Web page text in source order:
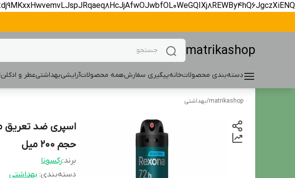
matrikashop
دسته‌بندی محصولاتخانهپیگیری سفارشهمه محصولاتآرایشیبهداشتیعطر و ادکلن
matrikashop
/بهداشتی
حجم 200 میل
برند:رکسونا
دسته‌بندی: بهداشتی